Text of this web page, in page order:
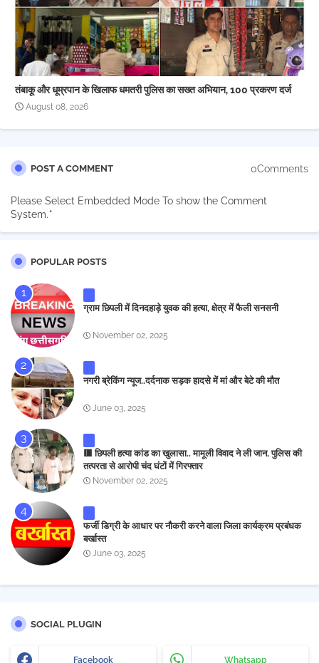
तंबाकू और धूम्रपान के खिलाफ धमतरी पुलिस का सख्त अभियान, 100 प्रकरण दर्ज
August 08, 2026
POST A COMMENT 0Comments
Please Select Embedded Mode To show the Comment
System.*
POPULAR POSTS
ग्राम छिपली में दिनदहाड़े युवक की हत्या, क्षेत्र में फैली सनसनी
November 02, 2025
नगरी ब्रेकिंग न्यूज..दर्दनाक सड़क हादसे में मां और बेटे की मौत
June 03, 2025
🟥 छिपली हत्या कांड का खुलासा.. मामूली विवाद ने ली जान, पुलिस की
तत्परता से आरोपी चंद घंटों में गिरफ्तार
November 02, 2025
फर्जी डिग्री के आधार पर नौकरी करने वाला जिला कार्यक्रम प्रबंधक
बर्खास्त
June 03, 2025
SOCIAL PLUGIN
Facebook Whatsapp